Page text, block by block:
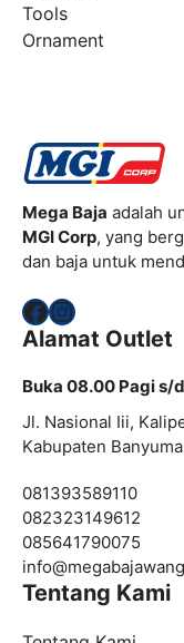
Tools
Ornament
Mega Baja adalah
MGI Corp, yang
dan baja untuk
Facebook
Instagram
Alamat Outlet
Buka 08.00 Pagi s/
Jl. Nasional Iii,
Kabupaten
081393589110
082323149612
085641790075
info@
Tentang Kami